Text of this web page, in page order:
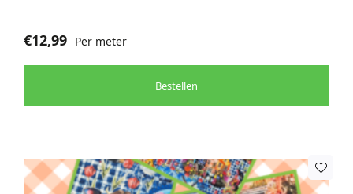
€12,99 Per meter
Bestellen